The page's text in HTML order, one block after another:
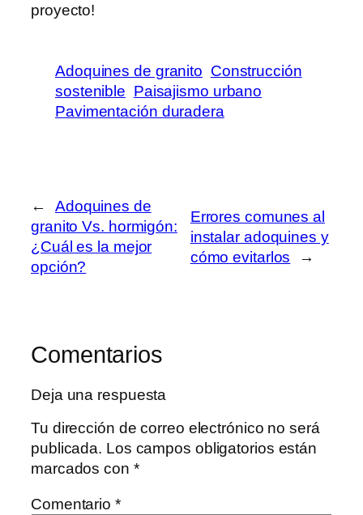
proyecto!
Adoquines de granito Construcción
sostenible Paisajismo urbano
Pavimentación duradera
←
Adoquines de
granito Vs. hormigón:
¿Cuál es la mejor
opción?
Errores comunes al
instalar adoquines y
cómo evitarlos
→
Comentarios
Deja una respuesta
Tu dirección de correo electrónico no será
publicada. Los campos obligatorios están
marcados con *
Comentario *